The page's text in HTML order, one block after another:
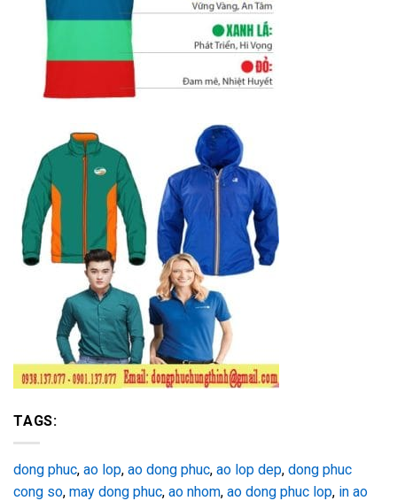
TAGS:
dong phuc, ao lop, ao dong phuc, ao lop dep, dong phuc
cong so, may dong phuc, ao nhom, ao dong phuc lop, in ao